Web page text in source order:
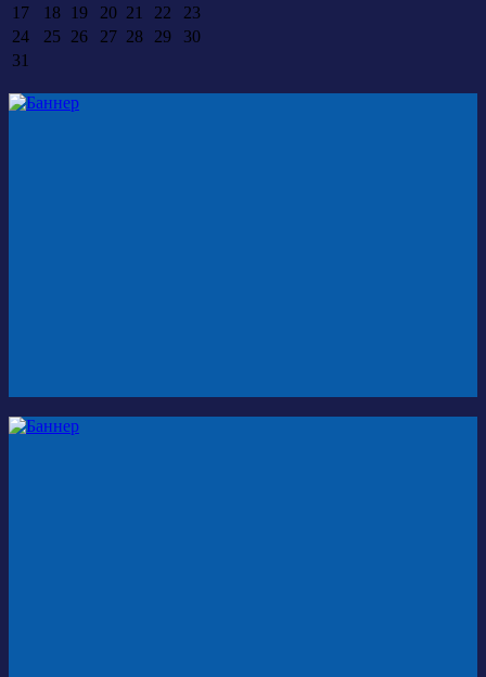
17 18 19 20 21 22
23
24
25 26 27 28 29
30
31